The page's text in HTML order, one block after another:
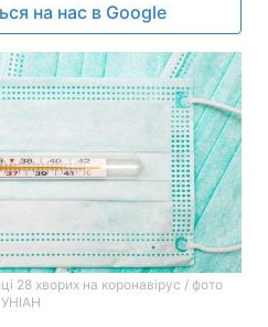
на нас в Google
28 хворих на коронавірус / фото
УНІАН